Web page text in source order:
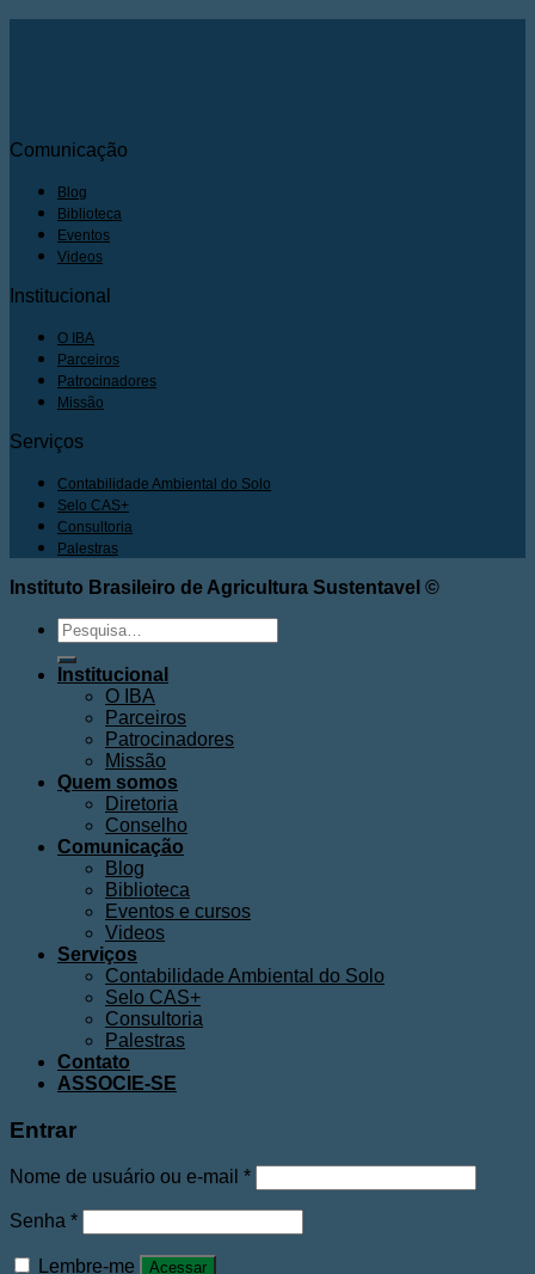
Comunicação
Blog
Biblioteca
Eventos
Videos
Institucional
O IBA
Parceiros
Patrocinadores
Missão
Serviços
Contabilidade Ambiental do Solo
Selo CAS+
Consultoria
Palestras
Instituto Brasileiro de Agricultura Sustentavel ©
Pesquisar
por:
Institucional
O IBA
Parceiros
Patrocinadores
Missão
Quem somos
Diretoria
Conselho
Comunicação
Blog
Biblioteca
Eventos e cursos
Videos
Serviços
Contabilidade Ambiental do Solo
Selo CAS+
Consultoria
Palestras
Contato
ASSOCIE-SE
Entrar
Nome de usuário ou e-mail *
Senha *
Lembre-me Acessar